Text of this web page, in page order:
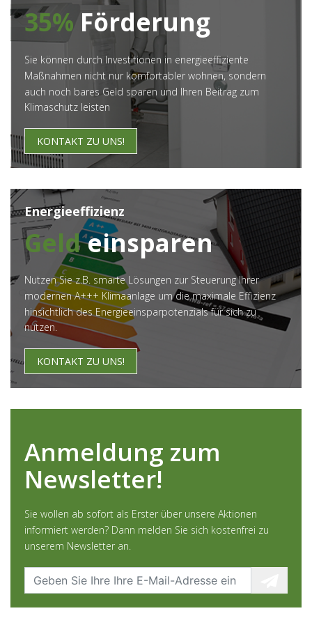
35% Förderung
Sie können durch Investitionen in energieeffiziente
Maßnahmen nicht nur komfortabler wohnen, sondern
auch noch bares Geld sparen und Ihren Beitrag zum
Klimaschutz leisten
KONTAKT ZU UNS!
Energieeffizienz
Geldeinsparen
Nutzen Sie z.B. smarte Lösungen zur Steuerung Ihrer
modernen A+++ Klimaanlage um die maximale Effizienz
hinsichtlich des Energieeinsparpotenzials für sich zu
nutzen.
KONTAKT ZU UNS!
Anmeldung zum
Newsletter!
Sie wollen ab sofort als Erster über unsere Aktionen
informiert werden? Dann melden Sie sich kostenfrei zu
unserem Newsletter an.